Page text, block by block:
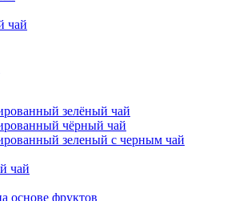
чай
зелёный чай
чёрный чай
зеленый с черным чай
чай
основе фруктов